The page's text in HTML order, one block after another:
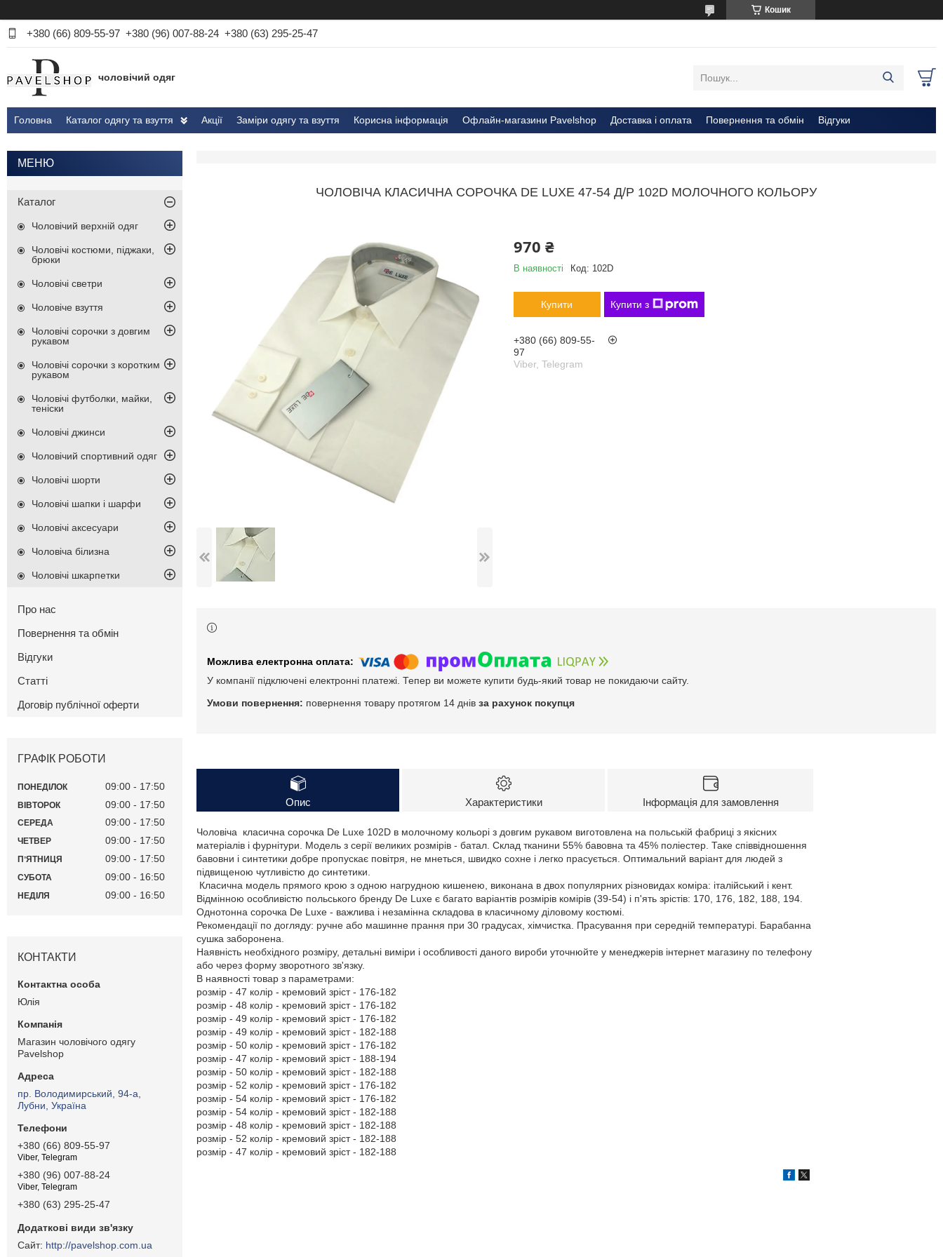
Кошик
+380 (66) 809-55-97 +380 (96) 007-88-24 +380 (63) 295-25-47
чоловічий одяг
Головна Каталог одягу та взуття Акції Заміри одягу та взуття Корисна інформація Офлайн-магазини Pavelshop Доставка і оплата Повернення та обмін Відгуки
ЧОЛОВІЧА КЛАСИЧНА СОРОЧКА DE LUXE 47-54 Д/Р 102D МОЛОЧНОГО КОЛЬОРУ
970 ₴
В наявності Код: 102D
Купити Купити з
+380 (66) 809-55-
97
Viber, Telegram
У компанії підключені електронні платежі. Тепер ви можете купити будь-який товар не покидаючи сайту.
повернення товару протягом 14 днів за рахунок покупця
Опис Характеристики Інформація для замовлення
Чоловіча класична сорочка De Luxe 102D в молочному кольорі з довгим рукавом виготовлена на польській фабриці з якісних
матеріалів і фурнітури. Модель з серії великих розмірів - батал. Склад тканини 55% бавовна та 45% поліестер. Таке співвідношення
бавовни і синтетики добре пропускає повітря, не мнеться, швидко сохне і легко прасується. Оптимальний варіант для людей з
підвищеною чутливістю до синтетики.
Класична модель прямого крою з одною нагрудною кишенею, виконана в двох популярних різновидах коміра: італійський і кент.
Відмінною особливістю польського бренду De Luxe є багато варіантів розмірів комірів (39-54) і п'ять зрістів: 170, 176, 182, 188, 194.
Однотонна сорочка De Luxe - важлива і незамінна складова в класичному діловому костюмі.
Рекомендації по догляду: ручне або машинне прання при 30 градусах, хімчистка. Прасування при середній температурі. Барабанна
сушка заборонена.
Наявність необхідного розміру, детальні виміри і особливості даного вироби уточнюйте у менеджерів інтернет магазину по телефону
або через форму зворотного зв'язку.
В наявності товар з параметрами:
розмір - 47 колір - кремовий зріст - 176-182
розмір - 48 колір - кремовий зріст - 176-182
розмір - 49 колір - кремовий зріст - 176-182
розмір - 49 колір - кремовий зріст - 182-188
розмір - 50 колір - кремовий зріст - 176-182
розмір - 47 колір - кремовий зріст - 188-194
розмір - 50 колір - кремовий зріст - 182-188
розмір - 52 колір - кремовий зріст - 176-182
розмір - 54 колір - кремовий зріст - 176-182
розмір - 54 колір - кремовий зріст - 182-188
розмір - 48 колір - кремовий зріст - 182-188
розмір - 52 колір - кремовий зріст - 182-188
розмір - 47 колір - кремовий зріст - 182-188
Каталог
Чоловічий верхній одяг
Чоловічі костюми, піджаки,
брюки
Чоловічі светри
Чоловіче взуття
Чоловічі сорочки з довгим
рукавом
Чоловічі сорочки з коротким
рукавом
Чоловічі футболки, майки,
теніски
Чоловічі джинси
Чоловічий спортивний одяг
Чоловічі шорти
Чоловічі шапки і шарфи
Чоловічі аксесуари
Чоловіча білизна
Чоловічі шкарпетки
Про нас
Повернення та обмін
Відгуки
Статті
Договір публічної оферти
ГРАФІК РОБОТИ
ПОНЕДІЛОК 09:00 17:50
ВІВТОРОК 09:00 17:50
СЕРЕДА 09:00 17:50
ЧЕТВЕР 09:00 17:50
ПʼЯТНИЦЯ 09:00 17:50
СУБОТА 09:00 16:50
НЕДІЛЯ 09:00 16:50
КОНТАКТИ
Юлія
Магазин чоловічого одягу
Pavelshop
пр. Володимирський, 94-а,
Лубни, Україна
+380 (66) 809-55-97
Viber, Telegram
+380 (96) 007-88-24
Viber, Telegram
+380 (63) 295-25-47
http://pavelshop.com.ua